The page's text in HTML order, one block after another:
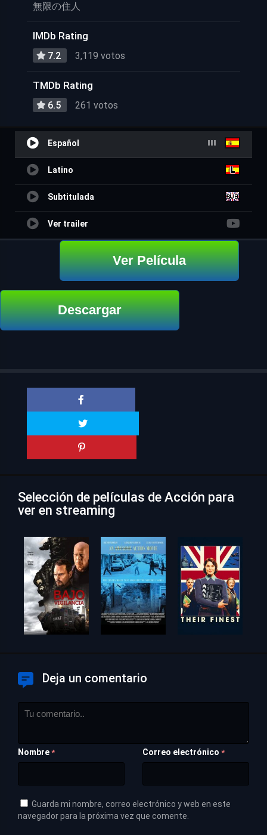
無限の住人
IMDb Rating
7.2 3,119 votos
TMDb Rating
6.5 261 votos
Español
Latino
Subtitulada
Ver trailer
Ver Película
Descargar
Selección de películas de Acción para
ver en streaming
Deja un comentario
Nombre * Correo electrónico *
Guarda mi nombre, correo electrónico y web en este
navegador para la próxima vez que comente.